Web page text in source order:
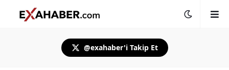
@exahaber'i Takip Et